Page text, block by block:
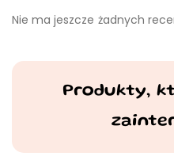
Nie ma jeszcze żadnych
Produkty,